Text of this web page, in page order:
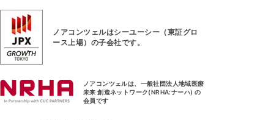
ノアコンツェルはシーユーシー（東証グロ
ース上場） の子会社です。
ノアコンツェルは、一般社団法人地域医療
未来 創造ネットワーク(NRHA:ナーハ) の
会員です